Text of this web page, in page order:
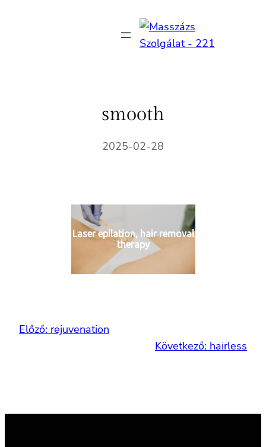
smooth
2025-02-28
Laser epilation, hair removal
therapy
Előző: rejuvenation
Következő: hairless